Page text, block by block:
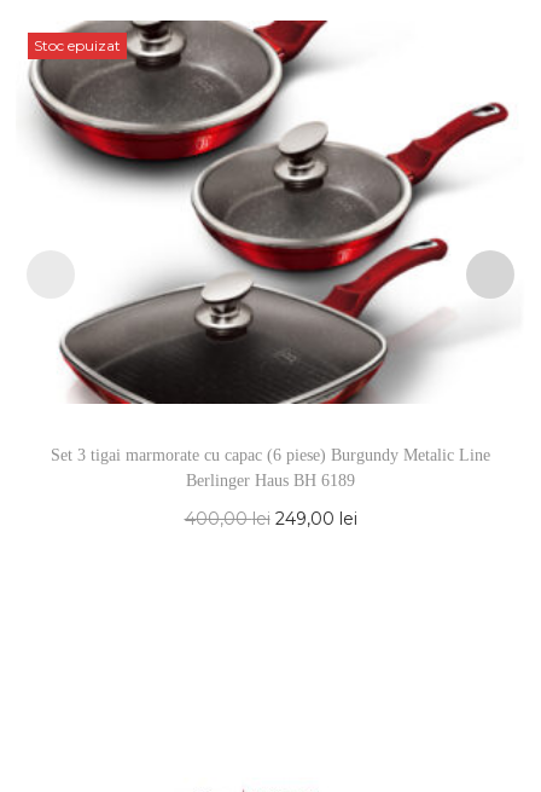
Stoc epuizat
Set 3 tigai marmorate cu capac (6 piese) Burgundy Metalic Line
Berlinger Haus BH 6189
400,00lei 249,00 lei